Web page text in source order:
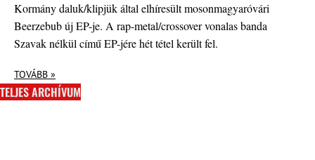
Kormány daluk/klipjük által elhíresült mosonmagyaróvári
Beerzebub új EP-je. A rap-metal/crossover vonalas banda
Szavak nélkül című EP-jére hét tétel került fel.
TOVÁBB »
TELJES ARCHÍVUM